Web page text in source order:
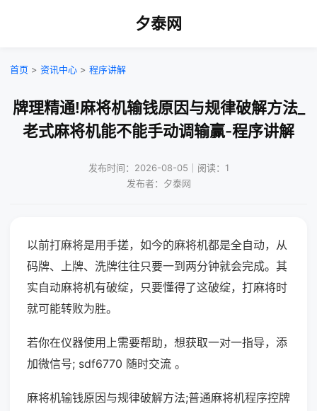
夕泰网
首页 > 资讯中心 > 程序讲解
牌理精通!麻将机输钱原因与规律破解方法_
老式麻将机能不能手动调输赢-程序讲解
发布时间：2026-08-05｜阅读：1
发布者：夕泰网
以前打麻将是用手搓，如今的麻将机都是全自动，从
码牌、上牌、洗牌往往只要一到两分钟就会完成。其
实自动麻将机有破绽，只要懂得了这破绽，打麻将时
就可能转败为胜。
若你在仪器使用上需要帮助，想获取一对一指导，添
加微信号; sdf6770 随时交流 。
麻将机输钱原因与规律破解方法;普通麻将机程序控牌